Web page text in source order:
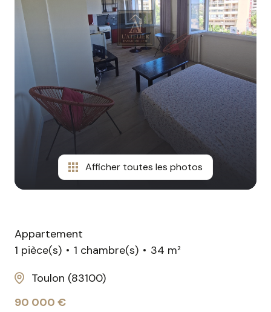
Afficher toutes les photos
Appartement
1 pièce(s)
1 chambre(s)
34 m²
Toulon (83100)
90 000 €